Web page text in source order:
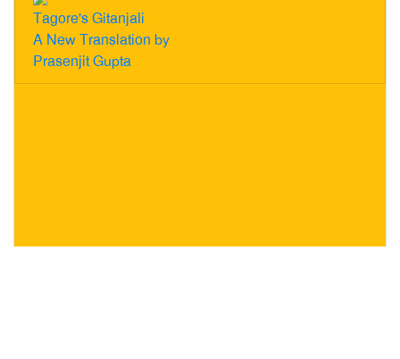
Tagore's Gitanjali
A New Translation by
Prasenjit Gupta